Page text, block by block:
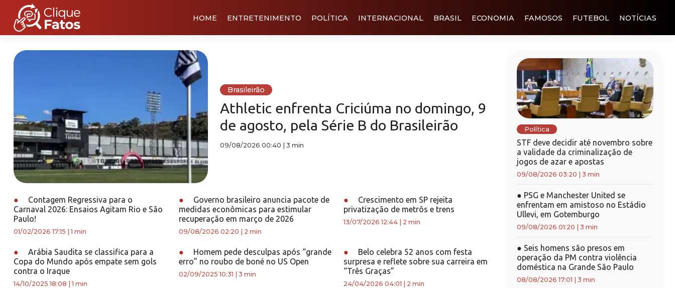
HOME ENTRETENIMENTO POLÍTICA INTERNACIONAL BRASIL ECONOMIA FAMOSOS FUTEBOL NOTÍCIAS
Brasileirão
Athletic enfrenta Criciúma no domingo, 9
de agosto, pela Série B do Brasileirão
09/08/2026 00:40 3 min
●
Contagem Regressiva para o
Carnaval 2026: Ensaios Agitam Rio e São
Paulo!
01/02/2026 17:15 |1 min
●
Governo brasileiro anuncia pacote de
medidas econômicas para estimular
recuperação em março de 2026
09/08/2026 02:20 2 min
●
Crescimento em SP rejeita
privatização de metrôs e trens
13/07/2026 12:44 2 min
●
Arábia Saudita se classifica para a
Copa do Mundo após empate sem gols
contra o Iraque
14/10/2025 18:08 |1 min
●
Homem pede desculpas após “grande
erro” no roubo de boné no US Open
02/09/2025 10:31 3 min
●
Belo celebra 52 anos com festa
surpresa e reflete sobre sua carreira em
“Três Graças”
24/04/2026 04:01 2 min
Política
STF deve decidir até novembro sobre
a validade da criminalização de
jogos de azar e apostas
09/08/2026 03:20 3 min
● PSG e Manchester United se
enfrentam em amistoso no Estádio
Ullevi, em Gotemburgo
09/08/2026 01:20 3 min
● Seis homens são presos em
operação da PM contra violência
doméstica na Grande São Paulo
08/08/2026 17:01 3 min